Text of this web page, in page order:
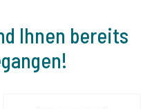
Ihnen bereits